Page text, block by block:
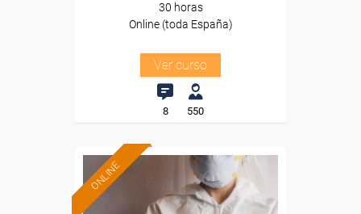
30 horas
Online (toda España)
Ver curso
8 550
ONLINE
Formación 100%